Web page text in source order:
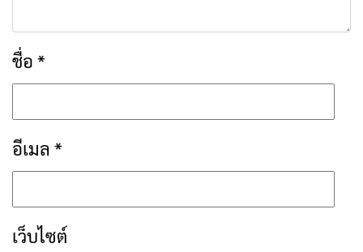
ชื่อ *
อีเมล *
เว็บไซต์